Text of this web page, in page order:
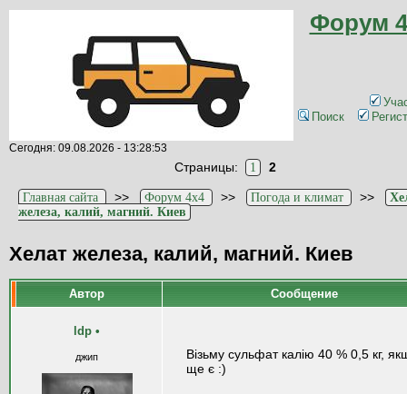
Форум
Поиск
Сегодня: 09.08.2026 - 13:28:53
Страницы: 1 2
Главная сайта >> Форум 4x4 >> Погода и климат >>
железа, калий, магний. Киев
Хелат железа, калий, магний. Киев
Автор Сообщение
ldp •
джип
Візьму сульфат калію 40 % 0,5 кг,
ще є :)